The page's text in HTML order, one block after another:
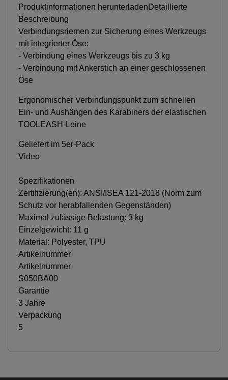
Produktinformationen herunterladenDetaillierte
Beschreibung
Verbindungsriemen zur Sicherung eines Werkzeugs
mit integrierter Öse:
- Verbindung eines Werkzeugs bis zu 3 kg
- Verbindung mit Ankerstich an einer geschlossenen
Öse
Ergonomischer Verbindungspunkt zum schnellen
Ein- und Aushängen des Karabiners der elastischen
TOOLEASH-Leine
Geliefert im 5er-Pack
Video
Spezifikationen
Zertifizierung(en): ANSI/ISEA 121-2018 (Norm zum
Schutz vor herabfallenden Gegenständen)
Maximal zulässige Belastung: 3 kg
Einzelgewicht: 11 g
Material: Polyester, TPU
Artikelnummer
Artikelnummer
S050BA00
Garantie
3 Jahre
Verpackung
5